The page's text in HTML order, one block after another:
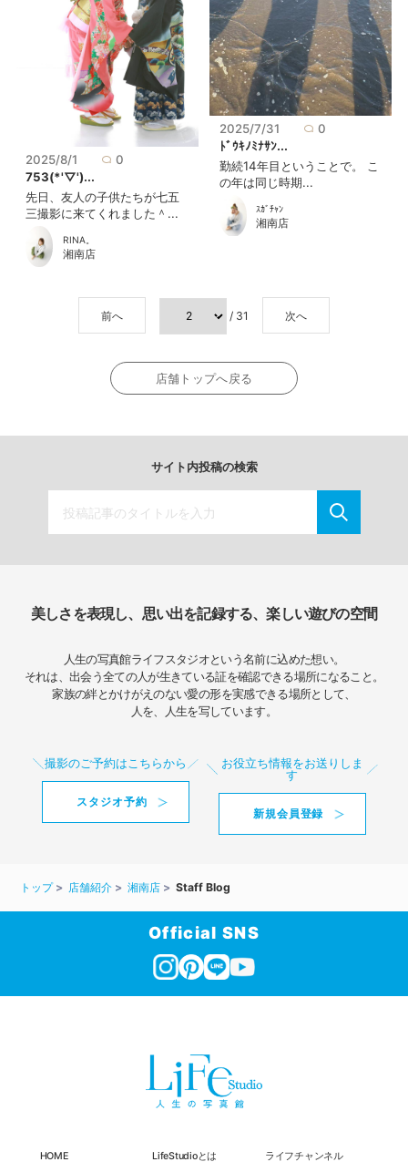
2025/8/1
0
753(*'▽')...
先日、友人の子供たちが七五
三撮影に来てくれました＾...
RINA。
湘南店
2025/7/31
0
ﾄﾞｳｷﾉﾐﾅｻﾝ...
勤続14年目ということで。 こ
の年は同じ時期...
ｽｶﾞﾁｬﾝ
湘南店
前へ / 31 次へ
店舗トップへ戻る
サイト内投稿の検索
美しさを表現し、思い出を記録する、楽しい遊びの空間
人生の写真館ライフスタジオという名前に込めた想い。
それは、出会う全ての人が生きている証を確認できる場所になること。
家族の絆とかけがえのない愛の形を実感できる場所として、
人を、人生を写しています。
撮影のご予約はこちらから
スタジオ予約
お役立ち情報をお送りしま
す
新規会員登録
トップ 店舗紹介 湘南店 Staff Blog
Official SNS
HOME LifeStudioとは ライフチャンネル